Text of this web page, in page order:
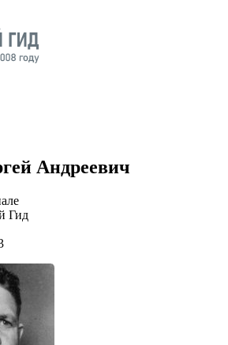
Андреевич
Гид